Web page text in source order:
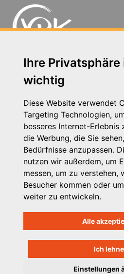
Ihre Privatsphäre
wichtig
Diese Website verwendet
Targeting Technologien,
besseres Internet-Erlebnis
die Werbung, die Sie
Bedürfnisse anzupassen.
nutzen wir außerdem, um
messen, um zu verstehen,
Besucher kommen oder
weiter zu entwickeln.
Alle
Ich
Einstellungen
Schutterstraße 10 - 77746
Telefon: 0781 - 9 48 21 63
E-Mail: kontakt@vpk-bw.de
Kontakt
Impressum
Datenschutzhinweis
Login